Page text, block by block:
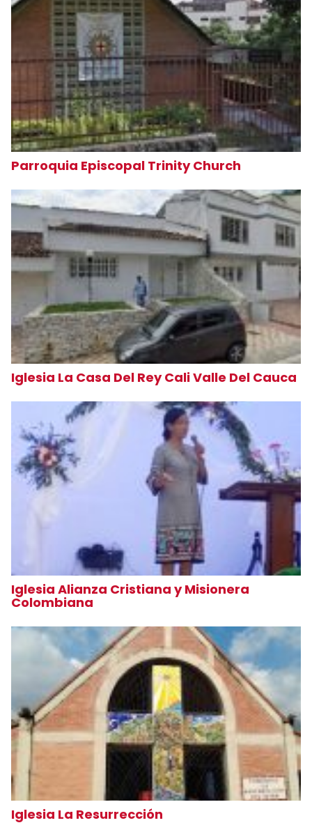
Parroquia Episcopal Trinity Church
Iglesia La Casa Del Rey Cali Valle Del Cauca
Iglesia Alianza Cristiana y Misionera
Colombiana
Iglesia La Resurrección